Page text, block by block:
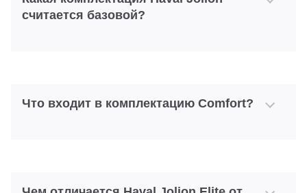
считается базовой?
Что входит в комплектацию Comfort?